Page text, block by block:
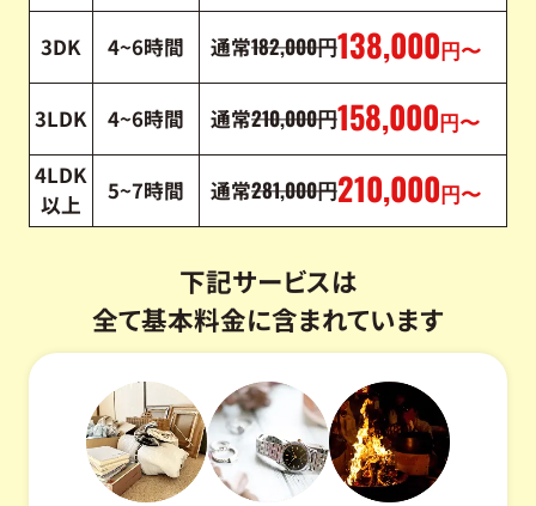
3DK 4~6時間 通常182,000円138,000 円〜
3LDK 4~6時間 通常210,000円158,000 円〜
4LDK
以上
5~7時間 通常281,000円210,000 円〜
下記サービスは
全て基本料金に含まれています